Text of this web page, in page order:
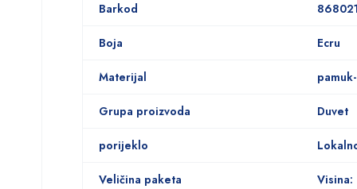
Barkod
Boja Ecru
Materijal
Grupa proizvoda Duvet
porijeklo
Veličina paketa